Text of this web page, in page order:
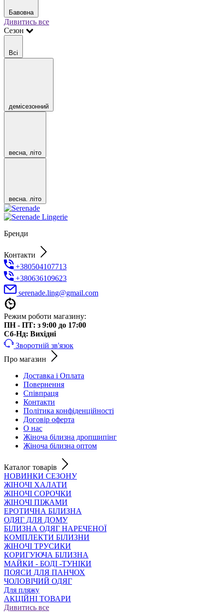
Бавовна
Дивитись все
Сезон
Всі
демісезонний
весна, літо
весна. літо
Бренди
Контакти
+380504107713
+380636109623
serenade.ling@gmail.com
Режим роботи магазину:
ПН - ПТ: з 9:00 до 17:00
Cб-Нд: Вихідні
Зворотній зв'язок
Про магазин
Доставка і Оплата
Повернення
Співпраця
Контакти
Політика конфіденційності
Договір оферта
О нас
Жіноча білизна дропшипінг
Жіноча білизна оптом
Каталог товарів
НОВИНКИ СЕЗОНУ
ЖІНОЧІ ХАЛАТИ
ЖІНОЧІ СОРОЧКИ
ЖІНОЧІ ПІЖАМИ
ЕРОТИЧНА БІЛИЗНА
ОДЯГ ДЛЯ ДОМУ
БІЛИЗНА ОДЯГ НАРЕЧЕНОЇ
КОМПЛЕКТИ БІЛИЗНИ
ЖІНОЧІ ТРУСИКИ
КОРИГУЮЧА БІЛИЗНА
МАЙКИ - БОДІ -ТУНІКИ
ПОЯСИ ДЛЯ ПАНЧОХ
ЧОЛОВІЧИЙ ОДЯГ
Для пляжу
АКЦІЙНІ ТОВАРИ
Дивитись все